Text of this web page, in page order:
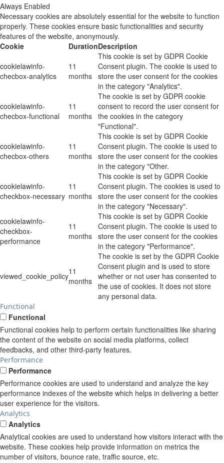
Always Enabled
Necessary cookies are absolutely essential for the website to function
properly. These cookies ensure basic functionalities and security
features of the website, anonymously.
Cookie
DurationDescription
cookielawinfo-
checbox-analytics
11
months
This cookie is set by GDPR Cookie
Consent plugin. The cookie is used to
store the user consent for the cookies
in the category "Analytics".
cookielawinfo-
checbox-functional
11
months
The cookie is set by GDPR cookie
consent to record the user consent for
the cookies in the category
"Functional".
cookielawinfo-
checbox-others
11
months
This cookie is set by GDPR Cookie
Consent plugin. The cookie is used to
store the user consent for the cookies
in the category "Other.
cookielawinfo-
checkbox-necessary
11
months
This cookie is set by GDPR Cookie
Consent plugin. The cookies is used to
store the user consent for the cookies
in the category "Necessary".
cookielawinfo-
checkbox-
performance
11
months
This cookie is set by GDPR Cookie
Consent plugin. The cookie is used to
store the user consent for the cookies
in the category "Performance".
viewed_cookie_policy11
months
The cookie is set by the GDPR Cookie
Consent plugin and is used to store
whether or not user has consented to
the use of cookies. It does not store
any personal data.
Functional
Functional
Functional cookies help to perform certain functionalities like sharing
the content of the website on social media platforms, collect
feedbacks, and other third-party features.
Performance
Performance
Performance cookies are used to understand and analyze the key
performance indexes of the website which helps in delivering a better
user experience for the visitors.
Analytics
Analytics
Analytical cookies are used to understand how visitors interact with the
website. These cookies help provide information on metrics the
number of visitors, bounce rate, traffic source, etc.